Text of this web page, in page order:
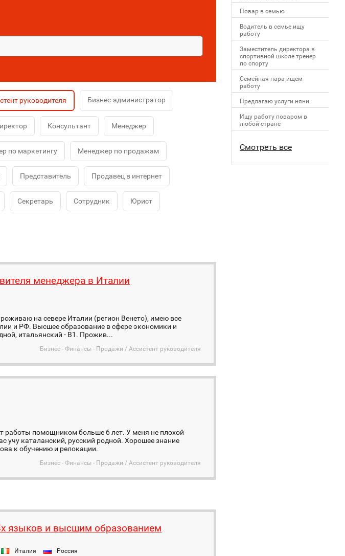
руководителя Бизнес-администратор
Консультант Менеджер
по маркетингу Менеджер по продажам
Представитель Продавец в интернет
Секретарь Сотрудник Юрист
менеджера в Италии
на севере Италии (регион Венето), имею все
и РФ. Высшее образование в сфере экономики и
итальянский - В1. Прожив...
Бизнес - Финансы - Продажи / Ассистент руководителя
работы помощником больше 6 лет. У меня не плохой
учу каталанский, русский родной. Хорошее знание
к обучению и релокации.
Бизнес - Финансы - Продажи / Ассистент руководителя
языков и высшим образованием
Италия Россия
Повар в семью
Водитель в семье ищу
работу
Заместитель директора в
спортивной школе тренер
по спорту
Семейная пара ищем
работу
Предлагаю услуги няни
Ищу работу поваром в
любой стране
Смотреть все